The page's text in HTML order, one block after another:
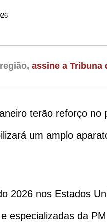
assine a Tribuna
terão reforço
um amplo
2026 nos Estados
especializadas da